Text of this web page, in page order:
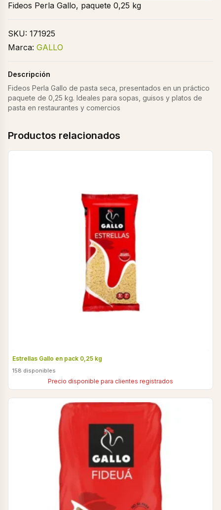
Fideos Perla Gallo, paquete 0,25 kg
SKU: 171925
Marca: GALLO
Descripción
Fideos Perla Gallo de pasta seca, presentados en un práctico
paquete de 0,25 kg. Ideales para sopas, guisos y platos de
pasta en restaurantes y comercios
Productos relacionados
Estrellas Gallo en pack 0,25 kg
158 disponibles
Precio disponible para clientes registrados